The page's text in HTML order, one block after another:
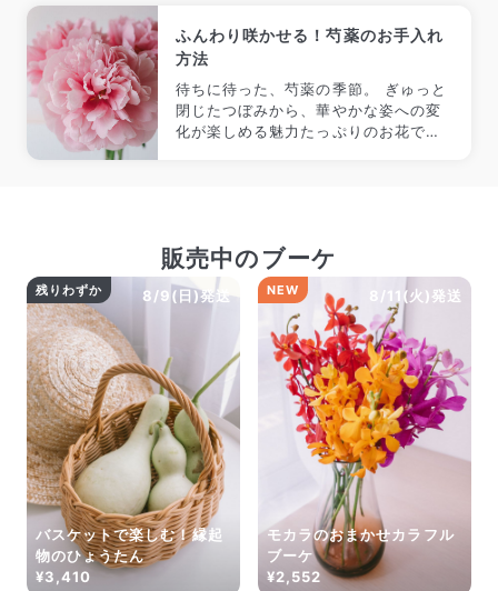
ふんわり咲かせる！芍薬のお手入れ
方法
待ちに待った、芍薬の季節。 ぎゅっと
閉じたつぼみから、華やかな姿への変
化が楽しめる魅力たっぷりのお花で
販売中のブーケ
8/9(日)発送
残りわずか
バスケットで楽しむ！縁起
物のひょうたん
¥3,410
8/11(火)発送
NEW
モカラのおまかせカラフル
ブーケ
¥2,552